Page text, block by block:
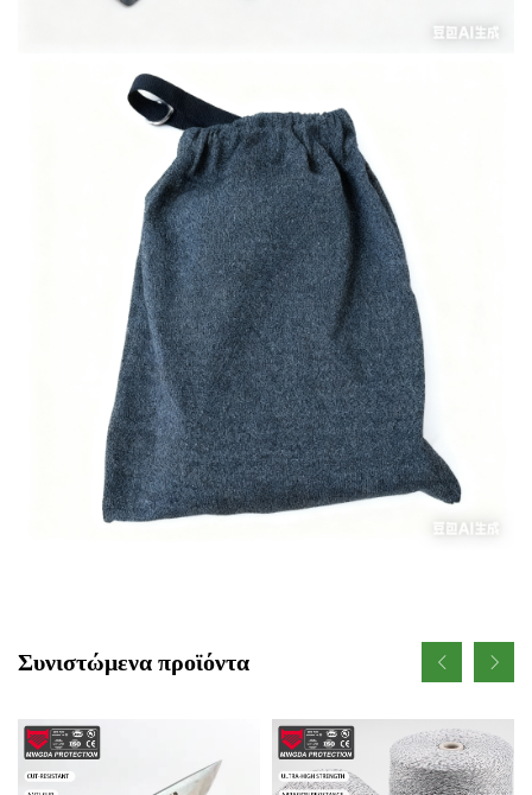
Συνιστώμενα προϊόντα